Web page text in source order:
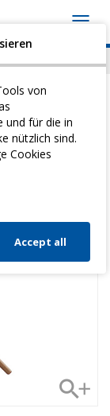
von
und für die in
nützlich sind.
Cookies
Accept all